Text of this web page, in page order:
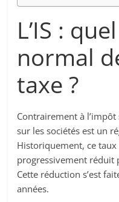
L’IS :
normal
taxe ?
Contrairement à
sur les sociétés est un
Historiquement, ce
progressivement réduit
Cette réduction s’est
années.